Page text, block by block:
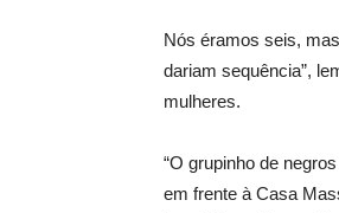
Nós éramos seis,
dariam sequência”,
mulheres.
“O grupinho de
em frente à Casa